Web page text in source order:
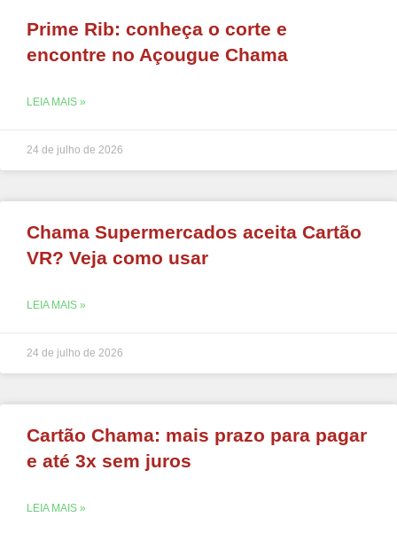
Prime Rib: conheça o corte e
encontre no Açougue Chama
LEIA MAIS »
24 de julho de 2026
Chama Supermercados aceita Cartão
VR? Veja como usar
LEIA MAIS »
24 de julho de 2026
Cartão Chama: mais prazo para pagar
e até 3x sem juros
LEIA MAIS »